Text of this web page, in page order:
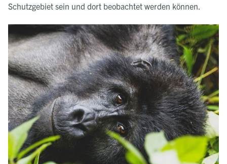
Schutzgebiet sein und dort beobachtet werden können.